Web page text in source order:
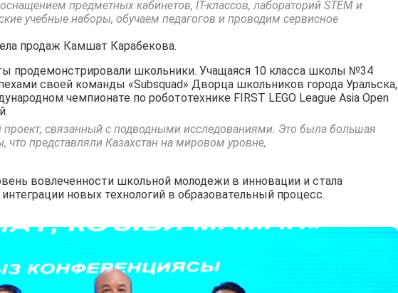
предметных кабинетов, IT-классов, лабораторий STEM и
учебные наборы, обучаем педагогов и проводим сервисное
продаж Камшат Карабекова.
продемонстрировали школьники. Учащаяся 10 класса школы №34
своей команды «Subsquad» Дворца школьников города Уральска,
чемпионате по робототехнике FIRST LEGO League Asia Open
связанный с подводными исследованиями. Это была большая
представляли Казахстан на мировом уровне,
вовлеченности школьной молодежи в инновации и стала
новых технологий в образовательный процесс.